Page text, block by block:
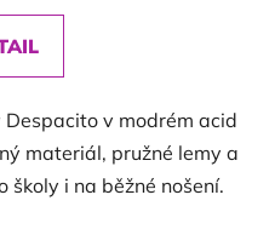
v modrém acid
materiál, pružné lemy a
školy i na běžné nošení.